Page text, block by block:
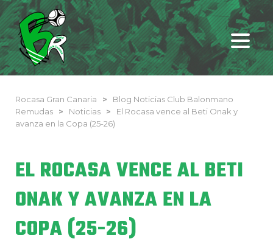
Rocasa Gran Canaria >
Blog Noticias Club Balonmano
Remudas
> Noticias >
El Rocasa vence al Beti Onak y
avanza en la Copa (25-26)
EL ROCASA VENCE AL BETI
ONAK Y AVANZA EN LA
COPA (25-26)